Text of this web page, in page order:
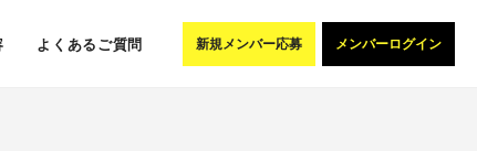
よくあるご質問 新規メンバー応募 メンバーログイン